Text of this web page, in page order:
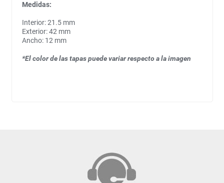
Medidas:
Interior: 21.5 mm
Exterior: 42 mm
Ancho: 12 mm
*El color de las tapas puede variar respecto a la imagen